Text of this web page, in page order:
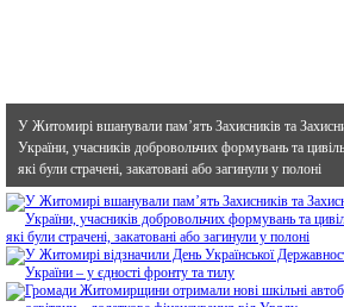
У Житомирі вшанували пам’ять Захисників та
України, учасників добровольчих формувань та
які були страчені, закатовані або загинули у полоні